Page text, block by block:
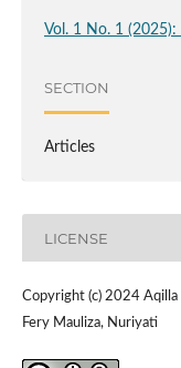
Vol. 1 No. 1 (2025):
SECTION
Articles
LICENSE
Copyright (c) 2024 Aqilla
Fery Mauliza, Nuriyati